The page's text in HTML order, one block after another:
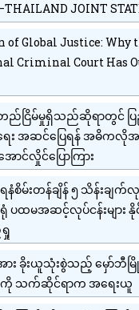
JOINT
Global Justice: Why
Criminal Court Has
ည်ငြိမ်မှုရှိသည်ဆိုရာတွင်
းရေး အဆင်ပြေရန် အဓိက
ောင်လှိုင်ပြောကြား
နံစိမ်းတန်ချိန် ၅ သိန်းချ
ပထမအဆင့်လုပ်ငန်းများ
ား ခိုးယူသုံးစွဲသည့် မှော်ဘီ
ကို သက်ဆိုင်ရာက အရေးယူ